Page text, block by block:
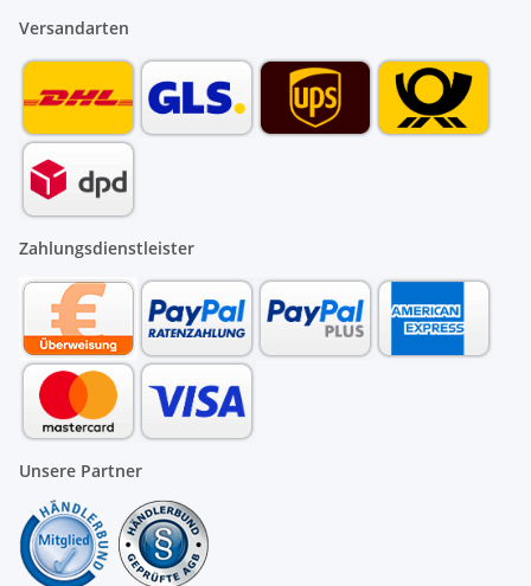
Versandarten
Zahlungsdienstleister
Unsere Partner